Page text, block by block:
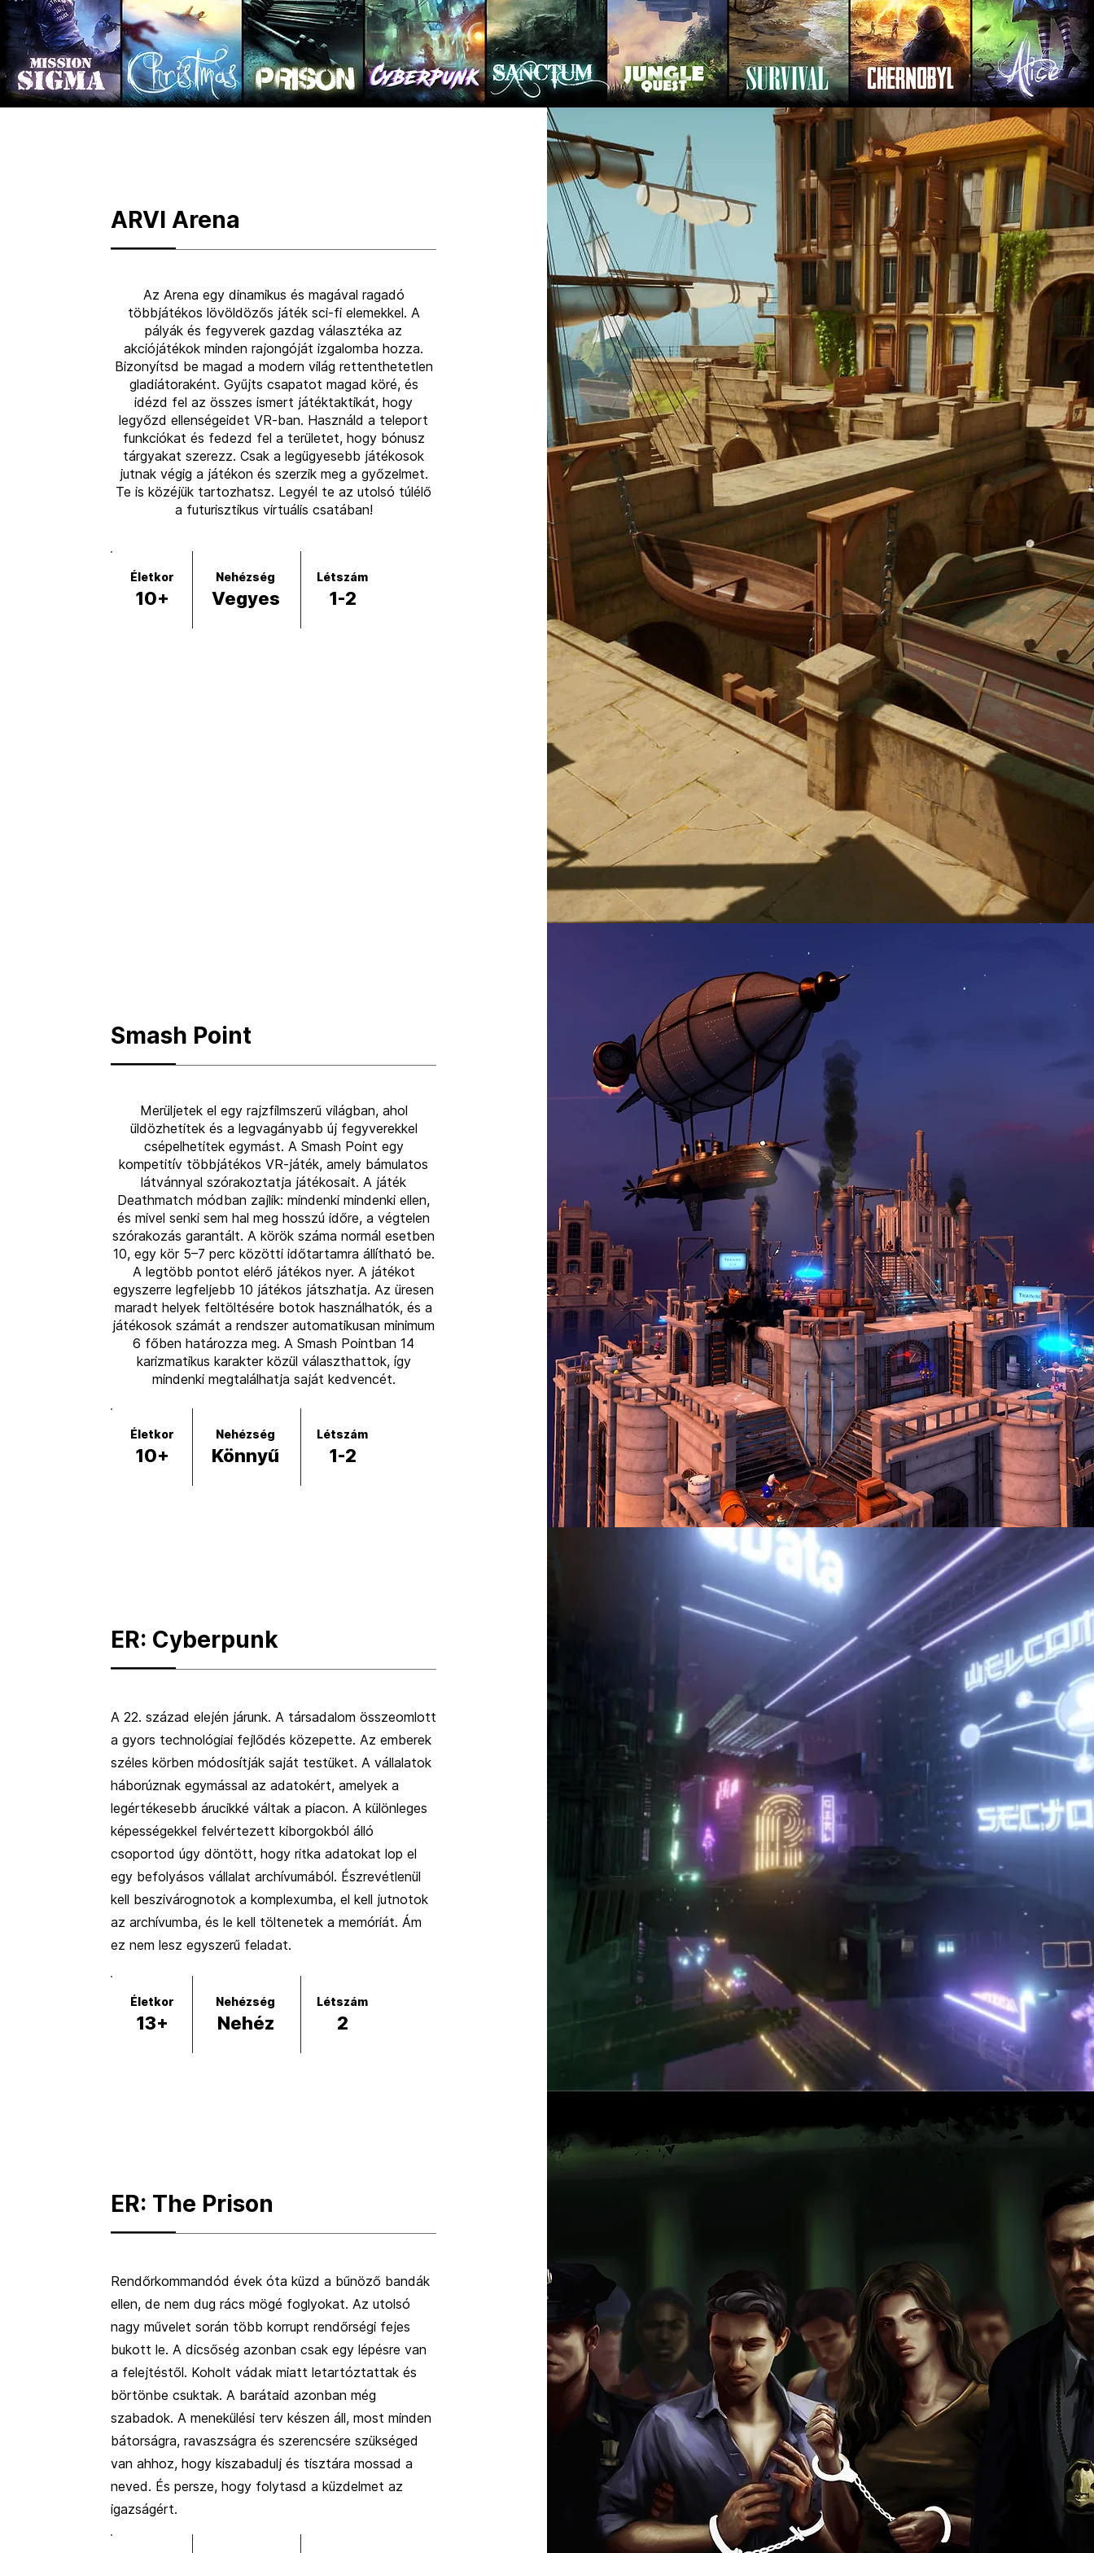
ARVI Arena
Az Arena egy dinamikus és magával ragadó
többjátékos lövöldözős játék sci-fi elemekkel. A
pályák és fegyverek gazdag választéka az
akciójátékok minden rajongóját izgalomba hozza.
Bizonyítsd be magad a modern világ rettenthetetlen
gladiátoraként. Gyűjts csapatot magad köré, és
idézd fel az összes ismert játéktaktikát, hogy
legyőzd ellenségeidet VR-ban. Használd a teleport
funkciókat és fedezd fel a területet, hogy bónusz
tárgyakat szerezz. Csak a legügyesebb játékosok
jutnak végig a játékon és szerzik meg a győzelmet.
Te is közéjük tartozhatsz. Legyél te az utolsó túlélő
a futurisztikus virtuális csatában!
Életkor
10+
Nehézség
Vegyes
Létszám
1-2
Smash Point
Merüljetek el egy rajzfilmszerű világban, ahol
üldözhetitek és a legvagányabb új fegyverekkel
csépelhetitek egymást. A Smash Point egy
kompetitív többjátékos VR-játék, amely bámulatos
látvánnyal szórakoztatja játékosait. A játék
Deathmatch módban zajlik: mindenki mindenki ellen,
és mivel senki sem hal meg hosszú időre, a végtelen
szórakozás garantált. A körök száma normál esetben
10, egy kör 5–7 perc közötti időtartamra állítható be.
A legtöbb pontot elérő játékos nyer. A játékot
egyszerre legfeljebb 10 játékos játszhatja. Az üresen
maradt helyek feltöltésére botok használhatók, és a
játékosok számát a rendszer automatikusan minimum
6 főben határozza meg. A Smash Pointban 14
karizmatikus karakter közül választhattok, így
mindenki megtalálhatja saját kedvencét.
Életkor
10+
Nehézség
Könnyű
Létszám
1-2
ER: Cyberpunk
A 22. század elején járunk. A társadalom összeomlott
a gyors technológiai fejlődés közepette. Az emberek
széles körben módosítják saját testüket. A vállalatok
háborúznak egymással az adatokért, amelyek a
legértékesebb árucikké váltak a piacon. A különleges
képességekkel felvértezett kiborgokból álló
csoportod úgy döntött, hogy ritka adatokat lop el
egy befolyásos vállalat archívumából. Észrevétlenül
kell beszivárognotok a komplexumba, el kell jutnotok
az archívumba, és le kell töltenetek a memóriát. Ám
ez nem lesz egyszerű feladat.
Életkor
13+
Nehézség
Nehéz
Létszám
2
ER: The Prison
Rendőrkommandód évek óta küzd a bűnöző bandák
ellen, de nem dug rács mögé foglyokat. Az utolsó
nagy művelet során több korrupt rendőrségi fejes
bukott le. A dicsőség azonban csak egy lépésre van
a felejtéstől. Koholt vádak miatt letartóztattak és
börtönbe csuktak. A barátaid azonban még
szabadok. A menekülési terv készen áll, most minden
bátorságra, ravaszságra és szerencsére szükséged
van ahhoz, hogy kiszabadulj és tisztára mossad a
neved. És persze, hogy folytasd a küzdelmet az
igazságért.